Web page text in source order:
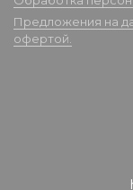
Предложения на
офертой.